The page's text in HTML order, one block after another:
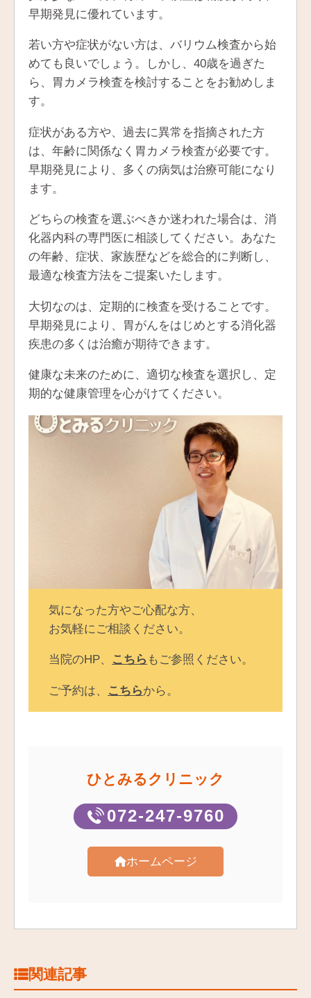
早期発見に優れています。
若い方や症状がない方は、バリウム検査から始
めても良いでしょう。しかし、40歳を過ぎた
ら、胃カメラ検査を検討することをお勧めしま
す。
症状がある方や、過去に異常を指摘された方
は、年齢に関係なく胃カメラ検査が必要です。
早期発見により、多くの病気は治療可能になり
ます。
どちらの検査を選ぶべきか迷われた場合は、消
化器内科の専門医に相談してください。あなた
の年齢、症状、家族歴などを総合的に判断し、
最適な検査方法をご提案いたします。
大切なのは、定期的に検査を受けることです。
早期発見により、胃がんをはじめとする消化器
疾患の多くは治癒が期待できます。
健康な未来のために、適切な検査を選択し、定
期的な健康管理を心がけてください。
気になった方やご心配な方、
お気軽にご相談ください。
当院のHP、 こちら もご参照ください。
ご予約は、 こちらから。
ひとみるクリニック
072-247-9760
ホームページ
関連記事